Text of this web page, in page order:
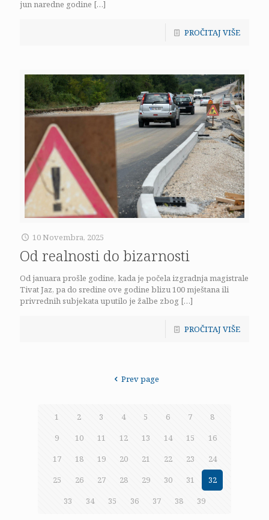
jun naredne godine […]
PROČITAJ VIŠE
10 Novembra, 2025
Od realnosti do bizarnosti
Od januara prošle godine, kada je počela izgradnja magistrale
Tivat Jaz, pa do sredine ove godine blizu 100 mještana ili
privrednih subjekata uputilo je žalbe zbog […]
PROČITAJ VIŠE
Prev page
1 2 3 4 5 6 7
8
9
10 11 12 13 14 15
16
17
18 19 20 21 22 23
24
25
26 27 28 29 30 31
32
33
34 35 36 37 38 39